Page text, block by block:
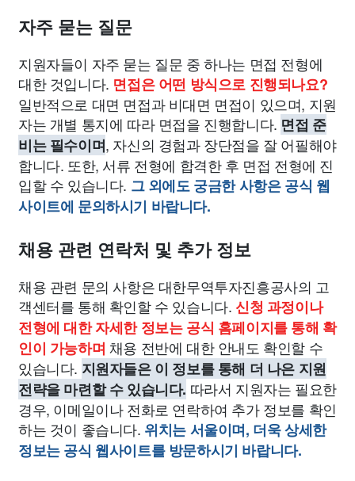
자주 묻는 질문
지원자들이 자주 묻는 질문 중 하나는 면접 전형에
대한 것입니다. 면접은 어떤 방식으로 진행되나요?
일반적으로 대면 면접과 비대면 면접이 있으며, 지원
자는 개별 통지에 따라 면접을 진행합니다. 면접 준
비는 필수이며, 자신의 경험과 장단점을 잘 어필해야
합니다. 또한, 서류 전형에 합격한 후 면접 전형에 진
입할 수 있습니다. 그 외에도 궁금한 사항은 공식 웹
사이트에 문의하시기 바랍니다.
채용 관련 연락처 및 추가 정보
채용 관련 문의 사항은 대한무역투자진흥공사의 고
객센터를 통해 확인할 수 있습니다. 신청 과정이나
전형에 대한 자세한 정보는 공식 홈페이지를 통해 확
인이 가능하며 채용 전반에 대한 안내도 확인할 수
있습니다. 지원자들은 이 정보를 통해 더 나은 지원
전략을 마련할 수 있습니다. 따라서 지원자는 필요한
경우, 이메일이나 전화로 연락하여 추가 정보를 확인
하는 것이 좋습니다. 위치는 서울이며, 더욱 상세한
정보는 공식 웹사이트를 방문하시기 바랍니다.